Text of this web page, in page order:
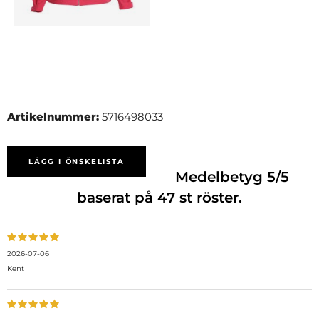
Artikelnummer: 5716498033
LÄGG I ÖNSKELISTA
Medelbetyg5/5
baserat på 47 st röster.
2026-07-06
Kent